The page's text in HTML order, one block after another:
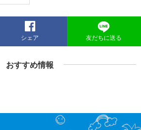
シェア 友だちに送る
おすすめ情報